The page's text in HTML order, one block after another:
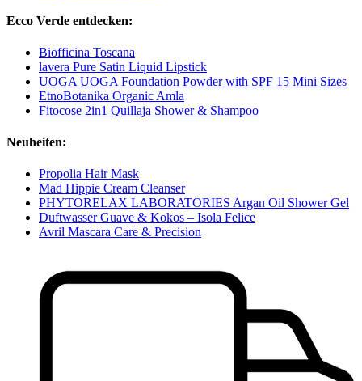
Ecco Verde entdecken:
Biofficina Toscana
lavera Pure Satin Liquid Lipstick
UOGA UOGA Foundation Powder with SPF 15 Mini Sizes
EtnoBotanika Organic Amla
Fitocose 2in1 Quillaja Shower & Shampoo
Neuheiten:
Propolia Hair Mask
Mad Hippie Cream Cleanser
PHYTORELAX LABORATORIES Argan Oil Shower Gel
Duftwasser Guave & Kokos – Isola Felice
Avril Mascara Care & Precision